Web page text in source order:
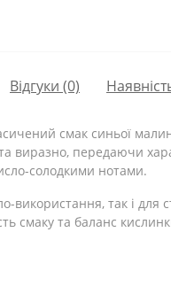
Відгуки (0)
смак синьої
виразно, передаючи
солодкими нотами.
використання, так і
смаку та баланс